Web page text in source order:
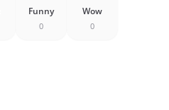
Funny
0
Wow
0